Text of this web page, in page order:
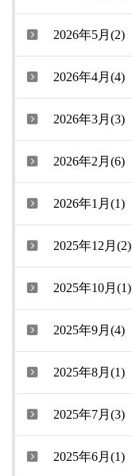
2026年5月(2)
2026年4月(4)
2026年3月(3)
2026年2月(6)
2026年1月(1)
2025年12月(2)
2025年10月(1)
2025年9月(4)
2025年8月(1)
2025年7月(3)
2025年6月(1)